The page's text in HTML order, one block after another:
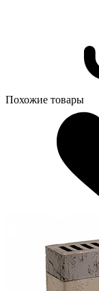
Похожие товары